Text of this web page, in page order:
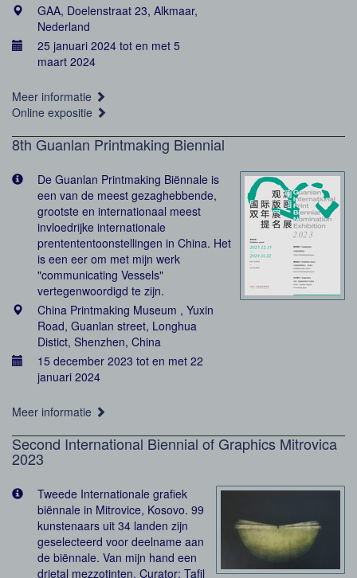
GAA, Doelenstraat 23, Alkmaar,
Nederland
25 januari 2024 tot en met 5
maart 2024
Meer informatie
Online expositie
8th Guanlan Printmaking Biennial
De Guanlan Printmaking Biënnale is
een van de meest gezaghebbende,
grootste en internationaal meest
invloedrijke internationale
prentententoonstellingen in China. Het
is een eer om met mijn werk
"communicating Vessels"
vertegenwoordigd te zijn.
China Printmaking Museum , Yuxin
Road, Guanlan street, Longhua
Distict, Shenzhen, China
15 december 2023 tot en met 22
januari 2024
Meer informatie
Second International Biennial of Graphics Mitrovica
2023
Tweede Internationale grafiek
biënnale in Mitrovice, Kosovo. 99
kunstenaars uit 34 landen zijn
geselecteerd voor deelname aan
de biënnale. Van mijn hand een
drietal mezzotinten. Curator: Tafil